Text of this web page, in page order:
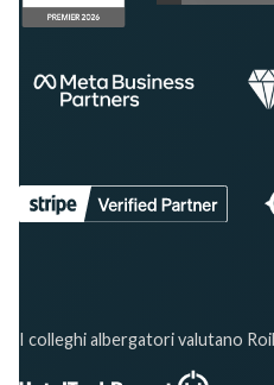
I colleghi albergatori valutano